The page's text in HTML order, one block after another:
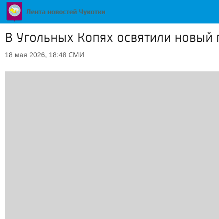
В Угольных Копях освятили новый
18 мая 2026, 18:48 СМИ